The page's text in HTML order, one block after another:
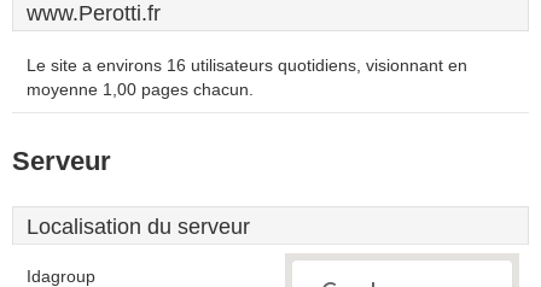
www.Perotti.fr
Le site a environs 16 utilisateurs quotidiens, visionnant en
moyenne 1,00 pages chacun.
Serveur
Localisation du serveur
Idagroup